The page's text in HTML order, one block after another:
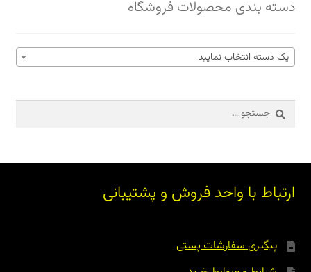
دسته بندی محصولات فروشگاه
یک دسته انتخاب نمایید
جستجو
برای:
ارتباط با واحد فروش و پشتیبانی
پیگیری سفارشات پستی